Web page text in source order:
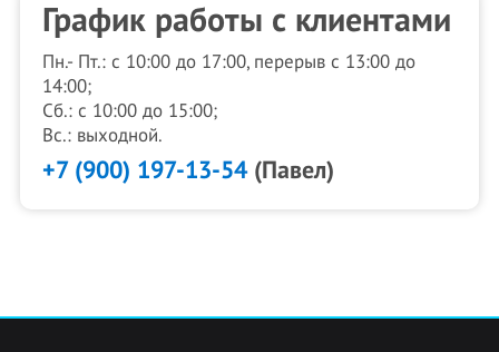
График работы с клиентами
Пн.- Пт.: с 10:00 до 17:00, перерыв с 13:00 до
14:00;
Сб.: с 10:00 до 15:00;
Вс.: выходной.
+7 (900) 197-13-54(Павел)